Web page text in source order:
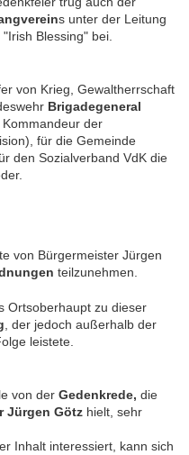
s unter der Leitung
Blessing" bei.
von Krieg, Gewaltherrschaft
Brigadegeneral
der
für die Gemeinde
den Sozialverband VdK die
von Bürgermeister Jürgen
teilzunehmen.
Ortsoberhaupt zu dieser
, der jedoch außerhalb der
leistete.
von der Gedenkrede, die
Jürgen Götz hielt, sehr
Inhalt interessiert, kann sich